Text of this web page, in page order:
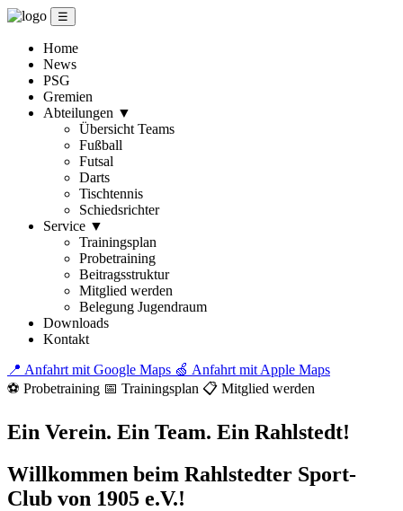
☰
Home
News
PSG
Gremien
Abteilungen ▼
Übersicht Teams
Fußball
Futsal
Darts
Tischtennis
Schiedsrichter
Service ▼
Trainingsplan
Probetraining
Beitragsstruktur
Mitglied werden
Belegung Jugendraum
Downloads
Kontakt
📍 Anfahrt mit Google Maps 🍏 Anfahrt mit Apple Maps
⚽ Probetraining 📅 Trainingsplan 📋 Mitglied werden
Ein Verein. Ein Team. Ein Rahlstedt!
Willkommen beim Rahlstedter Sport-
Club von 1905 e.V.!